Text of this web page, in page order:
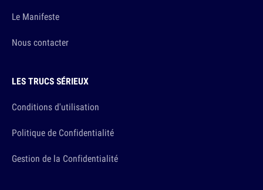
Le Manifeste
Nous contacter
LES TRUCS SÉRIEUX
Conditions d'utilisation
Politique de Confidentialité
Gestion de la Confidentialité